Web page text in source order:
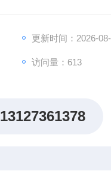
更新时间：2026-
访问量：613
13127361378